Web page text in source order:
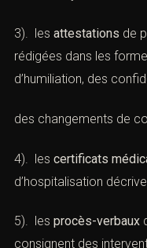
2). lescaptures d’écran
un éventuel cyber-
rédigées dans les
d’humiliation, des
des changements de